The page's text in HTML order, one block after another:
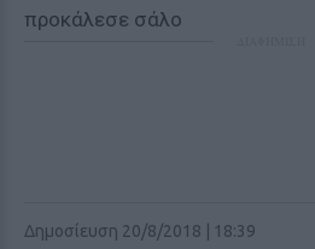
Δημοσίευση 20/8/2018 | 18:39